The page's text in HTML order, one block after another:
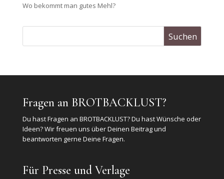
Wo bekommt man gutes Mehl?
Fragen an BROTBACKLUST?
Du hast Fragen an BROTBACKLUST? Du hast Wünsche oder
Ideen? Wir freuen uns über Deinen Beitrag und
beantworten gerne Deine Fragen.
Für Presse und Verlage